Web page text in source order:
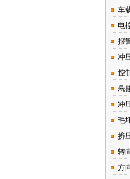
车
电
报
冲
控
悬
冲
毛
挤
转
方